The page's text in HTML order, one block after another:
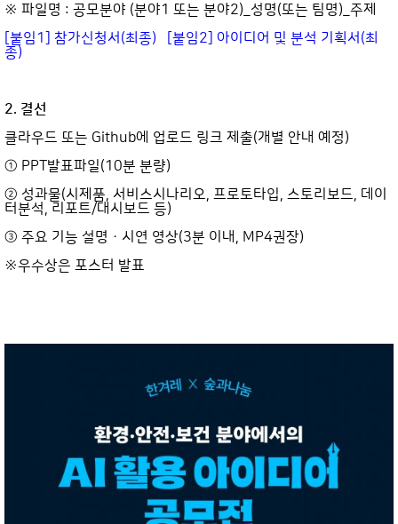
※ 파일명 : 공모분야 (분야1 또는 분야2)_성명(또는 팀명)_주제
[붙임1] 참가신청서(최종)
[붙임2] 아이디어 및 분석 기획서(최
종)
2. 결선
클라우드 또는 Github에 업로드 링크 제출(개별 안내 예정)
① PPT발표파일(10분 분량)
② 성과물(시제품, 서비스시나리오, 프로토타입, 스토리보드, 데이
터분석, 리포트/대시보드 등)
③ 주요 기능 설명 · 시연 영상(3분 이내, MP4권장)
※우수상은 포스터 발표